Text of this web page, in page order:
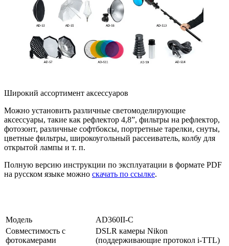
Широкий ассортимент аксессуаров
Можно установить различные светомоделирующие
аксессуары, такие как рефлектор 4,8”, фильтры на рефлектор,
фотозонт, различные софтбоксы, портретные тарелки, снуты,
цветные фильтры, широкоугольный рассеиватель, колбу для
открытой лампы и т. п.
Полную версию инструкции по эксплуатации в формате PDF
на русском языке можно скачать по ссылке.
Модель
AD360II-С
Совместимость с
фотокамерами
DSLR камеры Nikon
(поддерживающие протокол i-TTL)